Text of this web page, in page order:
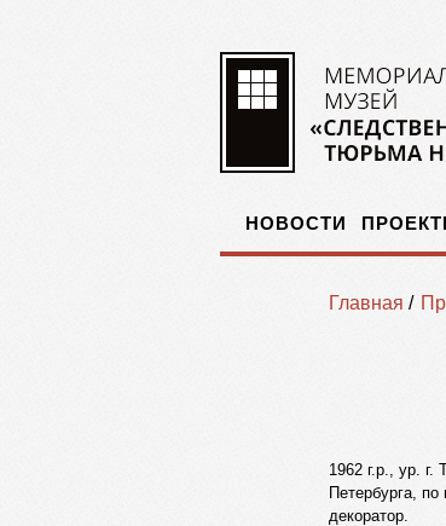
НОВОСТИ
Главная /
1962 г.р., ур. г.
Петербурга,
декоратор.